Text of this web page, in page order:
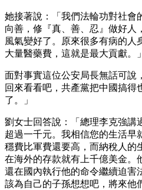
她接著說：「我們法輪功對社會
向善，修『真、善、忍』做好人
風氣變好了。原來很多有病的人
大量醫藥費，這就是最大貢獻。」
面對事實這位公安局長無話可說
回來看看吧，共產黨把中國搞得
了。」
劉女士回答說：「總理李克強講
超過一千元。我相信您的生活早
穩費比軍費還要高，而納稅人的
在海外的存款就有上千億美金。
還在國內執行他的命令繼續迫害
該為自己的子孫想想吧，將來他